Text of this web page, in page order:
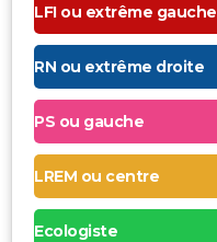
LFI ou extrême gauche
RN ou extrême droite
PS ou gauche
LREM ou centre
Ecologiste